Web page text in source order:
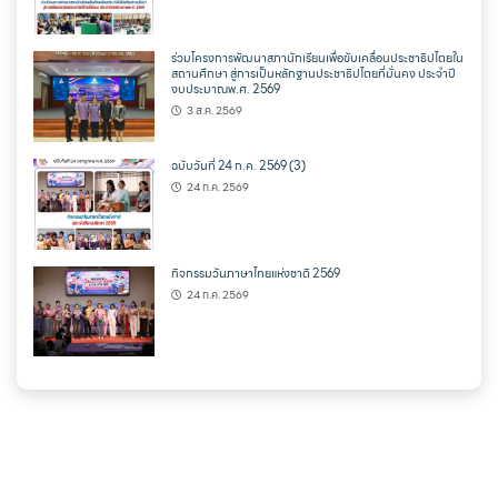
ร่วมโครงการพัฒนาสภานักเรียนเพื่อขับเคลื่อนประชาธิปไตยใน
สถานศึกษา สู่การเป็นหลักฐานประชาธิปไตยที่มั่นคง ประจำปี
งบประมาณพ.ศ. 2569
3 ส.ค. 2569
ฉบับวันที่ 24 ก.ค. 2569 (3)
24 ก.ค. 2569
กิจกรรมวันภาษาไทยแห่งชาติ 2569
24 ก.ค. 2569